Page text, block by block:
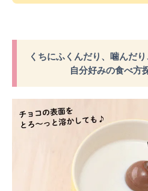
くちにふくんだり、噛んだ
自分好みの食べ方